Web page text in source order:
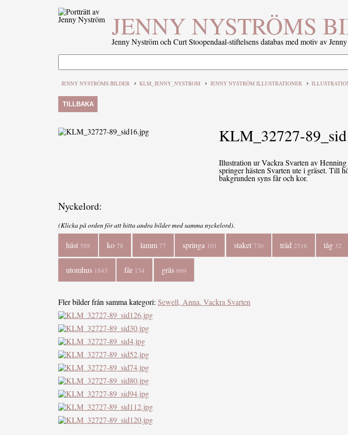
JENNY NYSTRÖMS
Jenny Nyström och Curt Stoopendaal-stiftelsens databas med motiv av
JENNY NYSTRÖMS BILDER › KLM_JENNY_NYSTROM › JENNY NYSTRÖM ILLUSTRATIONER ›
TILLBAKA
KLM_32727-
Illustration ur Vackra Svarten av
springer hästen Svarten ute i gräset. Till
bakgrunden syns får och kor.
Nyckelord:
(Klicka på orden för att hitta andra bilder med samma nyckelord).
häst 588 ko78 lamm 77 springa 101 staket 730 träd 2516 tåg 32
utomhus 1845 får 134 gräs 669
Fler bilder från samma kategori: Sewell, Anna. Vackra Svarten